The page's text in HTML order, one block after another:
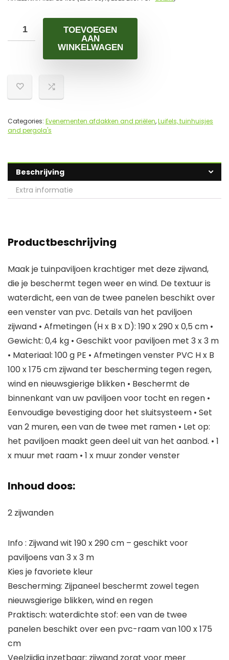
TOEVOEGEN
AAN
WINKELWAGEN
Categories: Evenementen afdakken and priëlen,Luifels, tuinhuisjes
and pergola's
Beschrijving
Extra informatie
Productbeschrijving
Maak je tuinpaviljoen krachtiger met deze zijwand,
die je beschermt tegen weer en wind. De textuur is
waterdicht, een van de twee panelen beschikt over
een venster van pvc. Details van het paviljoen
zijwand • Afmetingen (H x B x D): 190 x 290 x 0,5 cm •
Gewicht: 0,4 kg • Geschikt voor paviljoen met 3 x 3 m
• Materiaal: 100 g PE • Afmetingen venster PVC H x B
100 x 175 cm zijwand ter bescherming tegen regen,
wind en nieuwsgierige blikken • Beschermt de
binnenkant van uw paviljoen voor tocht en regen •
Eenvoudige bevestiging door het sluitsysteem • Set
van 2 muren, een van de twee met ramen • Let op:
het paviljoen maakt geen deel uit van het aanbod. • 1
x muur met raam • 1 x muur zonder venster
Inhoud doos:
2 zijwanden
Info : Zijwand wit 190 x 290 cm – geschikt voor
paviljoens van 3 x 3 m
Kies je favoriete kleur
Bescherming: Zijpaneel beschermt zowel tegen
nieuwsgierige blikken, wind en regen
Praktisch: waterdichte stof: een van de twee
panelen beschikt over een pvc-raam van 100 x 175
cm